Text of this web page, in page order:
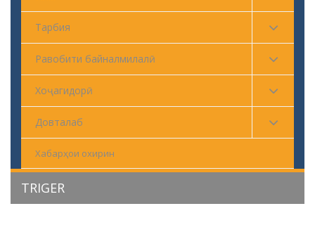
Тарбия
Равобити байналмилалӣ
Хоҷагидорӣ
Довталаб
Хабарҳои охирин
TRIGER